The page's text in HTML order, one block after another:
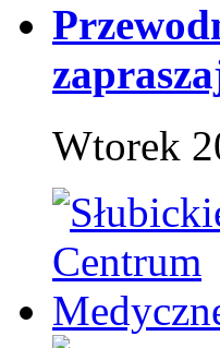
Wtorek